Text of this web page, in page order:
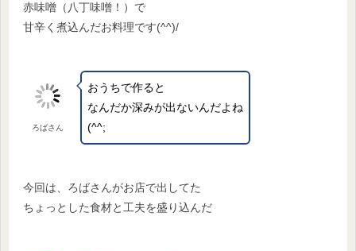
赤味噌（八丁味噌！）で
甘辛く煮込んだお料理です(^^)/
ろばさん
おうちで作ると
なんだか深みが出ないんだよね
(^^;
今回は、ろばさんがお店で出してた
ちょっとした食材と工夫を盛り込んだ